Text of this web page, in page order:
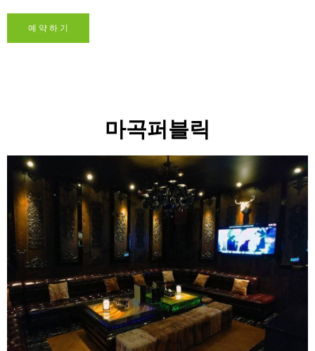
예 약 하 기
마곡퍼블릭